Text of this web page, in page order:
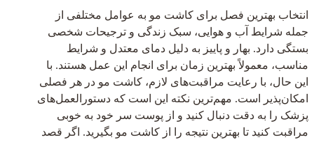
انتخاب بهترین فصل برای کاشت مو به عوامل مختلفی از
جمله شرایط آب و هوایی، سبک زندگی و ترجیحات شخصی
بستگی دارد. بهار و پاییز به دلیل دمای معتدل و شرایط
مناسب، معمولاً بهترین زمان برای انجام این عمل هستند. با
این حال، با رعایت مراقبت‌های لازم، کاشت مو در هر فصلی
امکان‌پذیر است. مهم‌ترین نکته این است که دستورالعمل‌های
پزشک را به دقت دنبال کنید و از پوست سر خود به خوبی
مراقبت کنید تا بهترین نتیجه را از کاشت مو بگیرید. اگر قصد